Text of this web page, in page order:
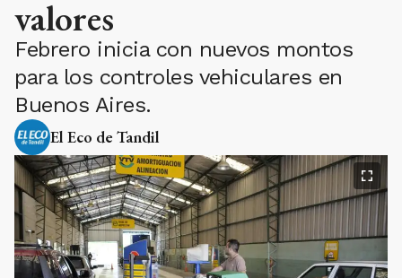
valores
Febrero inicia con nuevos montos
para los controles vehiculares en
Buenos Aires.
El Eco de Tandil